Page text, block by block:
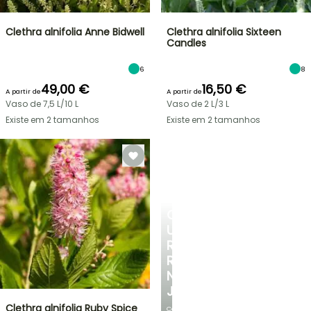
UM
RECANTO
REFRESCANTE
NO
JARDIM
Com
Clethra alnifolia Anne Bidwell
6
A partir de49,00 €
Vaso de 7,5 L/10 L
Existe em 2 tamanhos
Clethra alnifolia Sixteen
Candles
8
A partir de16,50 €
Vaso de 2 L/3 L
Existe em 2 tamanhos
Clethra alnifolia Ruby Spice